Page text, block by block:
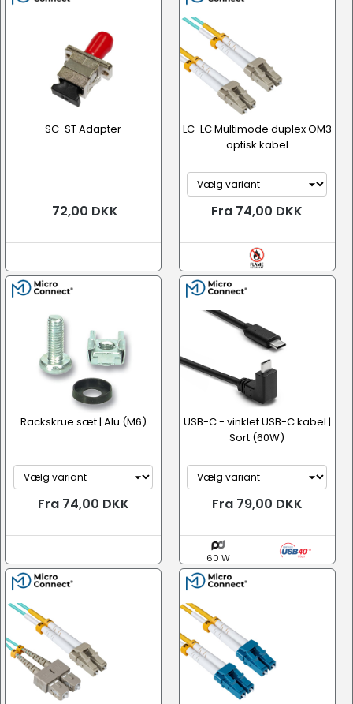
SC-ST Adapter
72,00 DKK
LC-LC Multimode duplex OM3
optisk kabel
Fra 74,00 DKK
Rackskrue sæt | Alu (M6)
Fra 74,00 DKK
USB-C - vinklet USB-C kabel |
Sort (60W)
Fra 79,00 DKK
60 W